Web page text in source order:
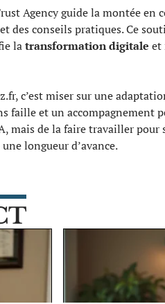
Agency guide la montée en
et des conseils pratiques. Ce
latransformation digitale et
c’est miser sur une
faille et un accompagnement
mais de la faire travailler pour
longueur d’avance.